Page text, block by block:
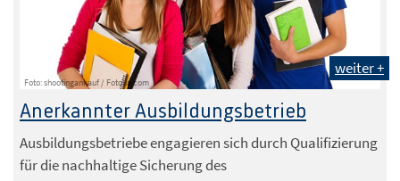
Foto: shootingankauf / Fotolia.com
weiter +
Anerkannter Ausbildungsbetrieb
Ausbildungsbetriebe engagieren sich durch Qualifizierung
für die nachhaltige Sicherung des